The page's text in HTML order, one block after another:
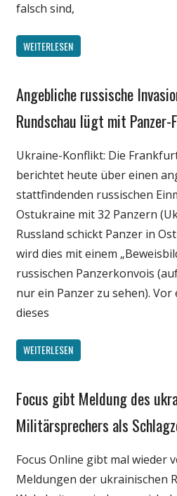
falsch sind,
WEITERLESEN
Gesellschaft
Politik
Technik
Angebliche russische
Rundschau lügt mit Panzer-
Ukraine-Konflikt: Die
berichtet heute über einen
stattfindenden russischen
Ostukraine mit 32 Panzern
Russland schickt Panzer in
wird dies mit einem
russischen Panzerkonvois
nur ein Panzer zu sehen).
dieses
WEITERLESEN
Gesellschaft
Politik
Focus gibt Meldung des
Militärsprechers als
Focus Online gibt mal wieder
Meldungen der ukrainischen